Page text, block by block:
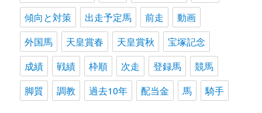
傾向と対策
出走予定馬 前走
動画
外国馬
天皇賞春 天皇賞秋
宝塚記念
成績
戦績 枠順 次走 登録馬
競馬
脚質
調教 過去10年 配当金 馬 騎手